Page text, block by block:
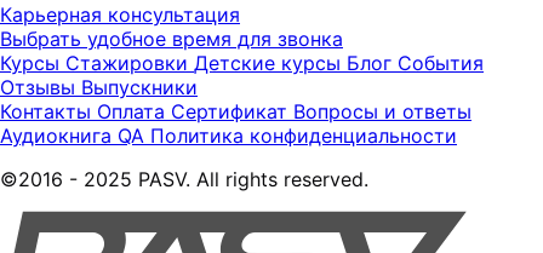
Карьерная консультация
Выбрать удобное время для звонка
Курсы Стажировки Детские курсы Блог События
Отзывы Выпускники
Контакты Оплата Сертификат Вопросы и ответы
Аудиокнига QA Политика конфиденциальности
©2016 - 2025 PASV. All rights reserved.